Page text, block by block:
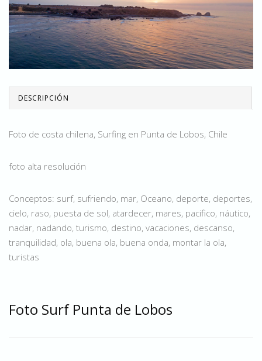
DESCRIPCIÓN
Foto de costa chilena, Surfing en Punta de Lobos, Chile
foto alta resolución
Conceptos: surf, sufriendo, mar, Oceano, deporte, deportes,
cielo, raso, puesta de sol, atardecer, mares, pacifico, náutico,
nadar, nadando, turismo, destino, vacaciones, descanso,
tranquilidad, ola, buena ola, buena onda, montar la ola,
turistas
Foto Surf Punta de Lobos